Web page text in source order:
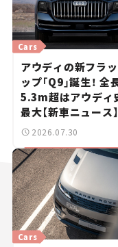
Cars
アウディの新フラ
ップ「Q9」誕生！ 全
5.3m超はアウディ
最大【新車ニュース】
2026.07.30
Cars